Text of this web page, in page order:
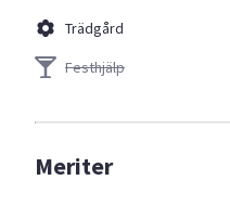
Trädgård
Festhjälp
Meriter